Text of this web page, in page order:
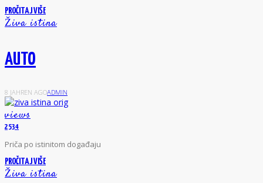
PROČITAJ VIŠE
Živa istina
AUTO
8 JAHREN AGOADMIN
views
2534
Priča po istinitom događaju
PROČITAJ VIŠE
Živa istina